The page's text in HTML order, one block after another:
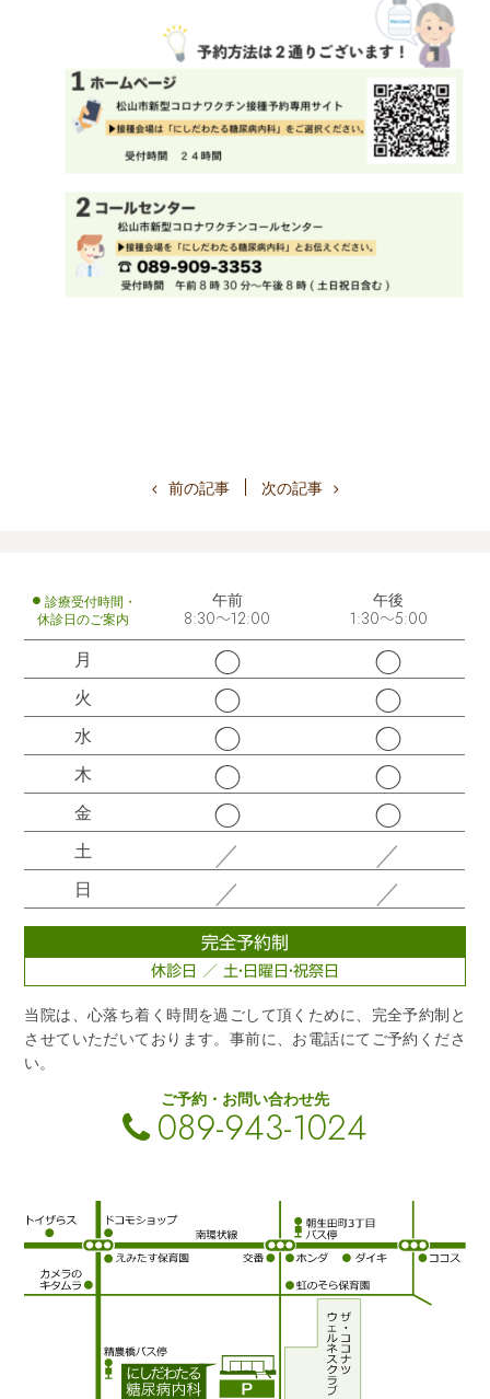
前の記事 次の記事
診療受付時間・
休診日のご案内
午前
8:30～12:00
午後
1:30～5:00
月 ◯ ◯
火 ◯ ◯
水 ◯ ◯
木 ◯ ◯
金 ◯ ◯
土 ／ ／
日 ／ ／
完全予約制
休診日 ／ 土・日曜日・祝祭日
当院は、心落ち着く時間を過ごして頂くために、完全予約制と
させていただいております。事前に、お電話にてご予約くださ
い。
ご予約・お問い合わせ先
089-943-1024